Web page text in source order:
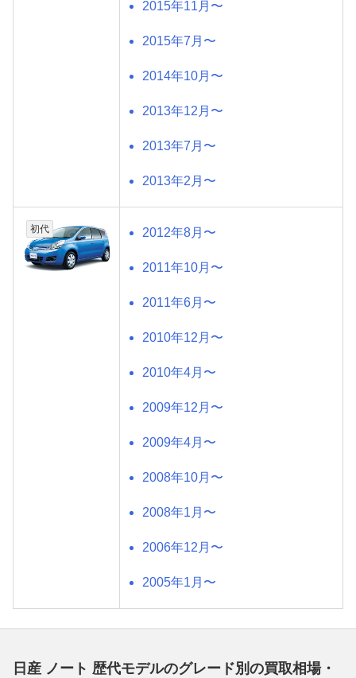
2015年11月〜
2015年7月〜
2014年10月〜
2013年12月〜
2013年7月〜
2013年2月〜
初代 2012年8月〜
2011年10月〜
2011年6月〜
2010年12月〜
2010年4月〜
2009年12月〜
2009年4月〜
2008年10月〜
2008年1月〜
2006年12月〜
2005年1月〜
日産 ノート 歴代モデルのグレード別の買取相場・